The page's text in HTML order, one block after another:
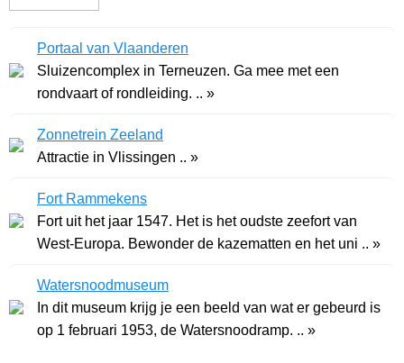
Portaal van Vlaanderen
Sluizencomplex in Terneuzen. Ga mee met een
rondvaart of rondleiding. .. »
Zonnetrein Zeeland
Attractie in Vlissingen .. »
Fort Rammekens
Fort uit het jaar 1547. Het is het oudste zeefort van
West-Europa. Bewonder de kazematten en het uni .. »
Watersnoodmuseum
In dit museum krijg je een beeld van wat er gebeurd is
op 1 februari 1953, de Watersnoodramp. .. »